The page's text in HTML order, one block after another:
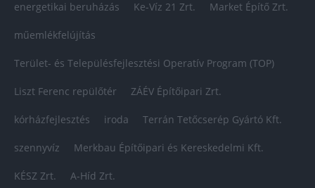
energetikai beruházás Ke-Víz 21 Zrt. Market Építő Zrt.
műemlékfelújítás
Terület- és Településfejlesztési Operatív Program (TOP)
Liszt Ferenc repülőtér ZÁÉV Építőipari Zrt.
kórházfejlesztés iroda Terrán Tetőcserép Gyártó Kft.
szennyvíz Merkbau Építőipari és Kereskedelmi Kft.
KÉSZ Zrt. A-Híd Zrt.